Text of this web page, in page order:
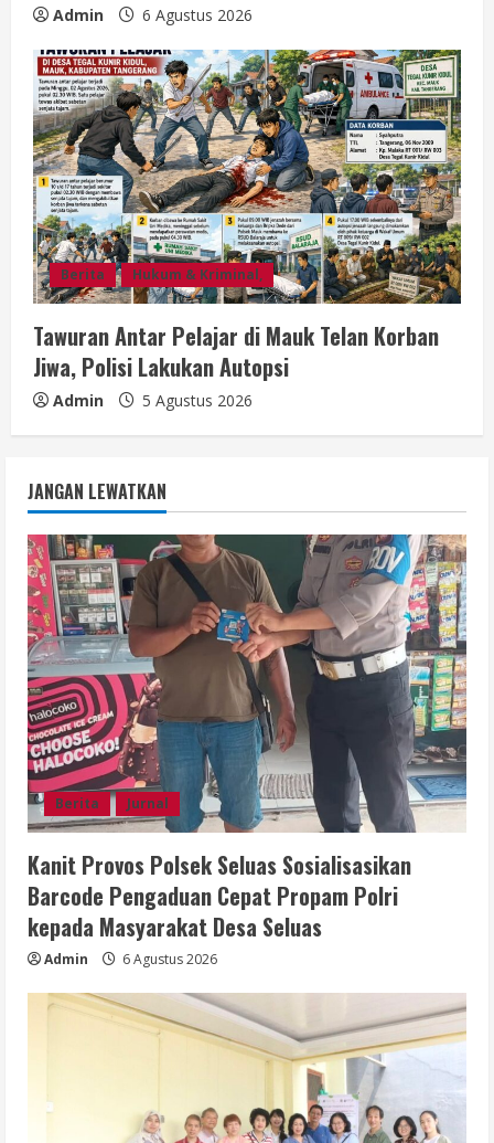
Admin 6 Agustus 2026
Berita Hukum & Kriminal,
Tawuran Antar Pelajar di Mauk Telan Korban
Jiwa, Polisi Lakukan Autopsi
Admin 5 Agustus 2026
JANGAN LEWATKAN
Berita Jurnal
Kanit Provos Polsek Seluas Sosialisasikan
Barcode Pengaduan Cepat Propam Polri
kepada Masyarakat Desa Seluas
Admin 6 Agustus 2026